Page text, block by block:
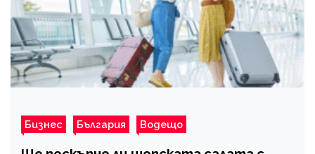
Бизнес България Водещо